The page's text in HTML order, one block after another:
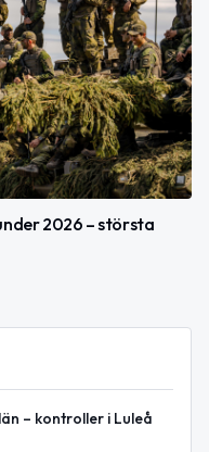
2026 – största
– kontroller i Luleå